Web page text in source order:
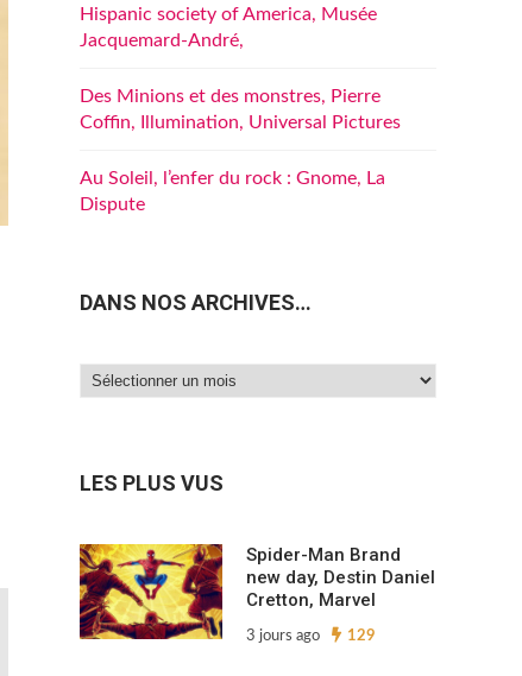
Hispanic society of America, Musée
Jacquemard-André,
Des Minions et des monstres, Pierre
Coffin, Illumination, Universal Pictures
Au Soleil, l’enfer du rock : Gnome, La
Dispute
DANS NOS ARCHIVES…
Dans
LES PLUS VUS
Spider-Man Brand
new day, Destin Daniel
Cretton, Marvel
3 jours ago 129